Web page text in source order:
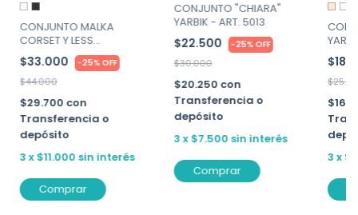
CONJUNTO MALKA
CORSET Y LESS
REGULABLE YARBIK ART.
5000
$33.000 -25% OFF
$44.000
$29.700 con
Transferencia o
depósito
3 x$11.000 sin interés
Comprar
CONJUNTO "CHIARA"
YARBIK - ART. 5013
$22.500 -25% OFF
$30.000
$20.250 con
Transferencia o
depósito
3x$7.500 sin interés
Comprar
3 x